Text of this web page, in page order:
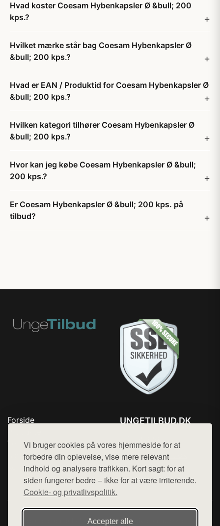
Vi bruger cookies på vores hjemmeside for at
forbedre din oplevelse, vise mere relevant
indhold og analysere trafikken. Kort sagt: for at
siden fungerer bedre – ikke for at være irriterende.
Cookie- og privatlivspolitik.
Accepter alle
Hvad koster Coesam Hybenkapsler Ø &bull; 200
kps.?
Hvilket mærke står bag Coesam Hybenkapsler Ø
&bull; 200 kps.?
Hvad er EAN / Produktid for Coesam Hybenkapsler Ø
&bull; 200 kps.?
Hvilken kategori tilhører Coesam Hybenkapsler Ø
&bull; 200 kps.?
Hvor kan jeg købe Coesam Hybenkapsler Ø &bull;
200 kps.?
Er Coesam Hybenkapsler Ø &bull; 200 kps. på
tilbud?
Forside
Top Rabatter
Blog
Kontakt
UNGETILBUD.DK
Mail: hej@want.dk
Cookie- og privatlivspolitik
Denne side er en del af want.dk, der udgiver en række